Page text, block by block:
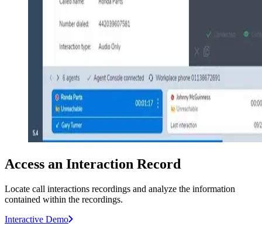
Access an Interaction Record
Locate call interactions recordings and analyze the information
contained within the recordings.
Interactive Demo